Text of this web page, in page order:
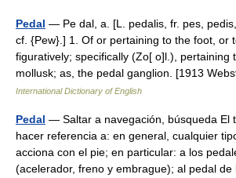
Pedal — Pe dal, a. [L. pedalis, fr. pes,
cf. {Pew}.] 1. Of or pertaining to the foot, or
figuratively; specifically (Zo[ o]l.), pertaining
mollusk; as, the pedal ganglion. [1913
International Dictionary of English
Pedal — Saltar a navegación, búsqueda El
hacer referencia a: en general, cualquier
acciona con el pie; en particular: a los
(acelerador, freno y embrague); al pedal